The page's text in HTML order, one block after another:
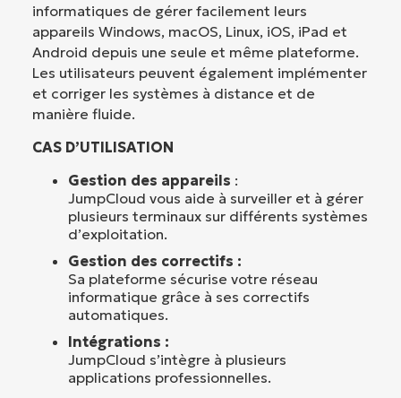
informatiques de gérer facilement leurs
appareils Windows, macOS, Linux, iOS, iPad et
Android depuis une seule et même plateforme.
Les utilisateurs peuvent également implémenter
et corriger les systèmes à distance et de
manière fluide.
CAS D’UTILISATION
Gestion des appareils :
JumpCloud vous aide à surveiller et à gérer
plusieurs terminaux sur différents systèmes
d’exploitation.
Gestion des correctifs :
Sa plateforme sécurise votre réseau
informatique grâce à ses correctifs
automatiques.
Intégrations :
JumpCloud s’intègre à plusieurs
applications professionnelles.